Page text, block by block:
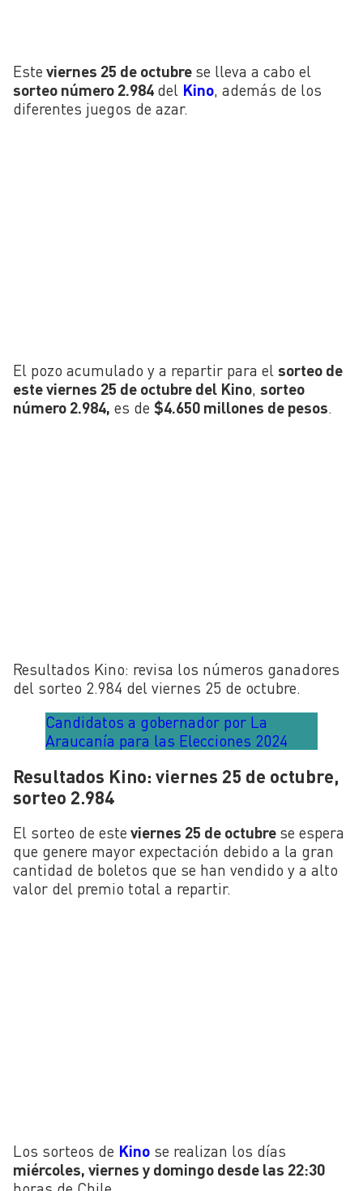
Este viernes 25 de octubre se lleva a cabo el
sorteo número 2.984 del Kino , además de los
diferentes juegos de azar.
El pozo acumulado y a repartir para el sorteo de
este viernes 25 de octubre del Kino, sorteo
número 2.984, es de $4.650 millones de pesos.
Resultados Kino: revisa los números ganadores
del sorteo 2.984 del viernes 25 de octubre.
Candidatos a gobernador por La
Araucanía para las Elecciones 2024
Resultados Kino: viernes 25 de octubre,
sorteo 2.984
El sorteo de este viernes 25 de octubre se espera
que genere mayor expectación debido a la gran
cantidad de boletos que se han vendido y a alto
valor del premio total a repartir.
Los sorteos de Kino se realizan los días
miércoles, viernes y domingo desde las 22:30